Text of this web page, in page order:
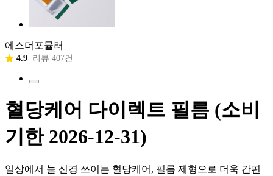
에스더포뮬러
4.9 리뷰 407건
혈당케어 다이렉트 필름 (소비
기한 2026-12-31)
일상에서 늘 신경 쓰이는 혈당케어, 필름 제형으로 더욱 간편